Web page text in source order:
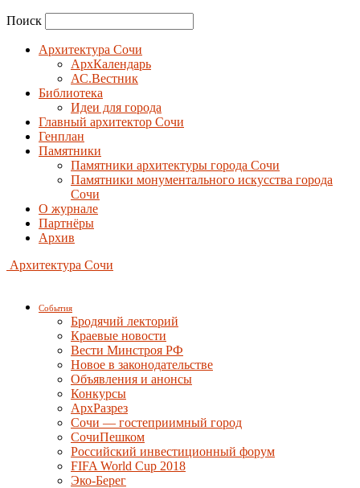
Поиск
Архитектура Сочи
АрхКалендарь
АС.Вестник
Библиотека
Идеи для города
Главный архитектор Сочи
Генплан
Памятники
Памятники архитектуры города Сочи
Памятники монументального искусства города
Сочи
О журнале
Партнёры
Архив
Архитектура Сочи
События
Бродячий лекторий
Краевые новости
Вести Минстроя РФ
Новое в законодательстве
Объявления и анонсы
Конкурсы
АрхРазрез
Сочи — гостеприимный город
СочиПешком
Российский инвестиционный форум
FIFA World Cup 2018
Эко-Берег